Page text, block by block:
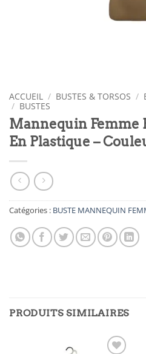
ACCUEIL / BUSTES & TORSOS /
/ BUSTES
Mannequin Femme
En Plastique –
Catégories : BUSTE MANNEQUIN
PRODUITS SIMILAIRES